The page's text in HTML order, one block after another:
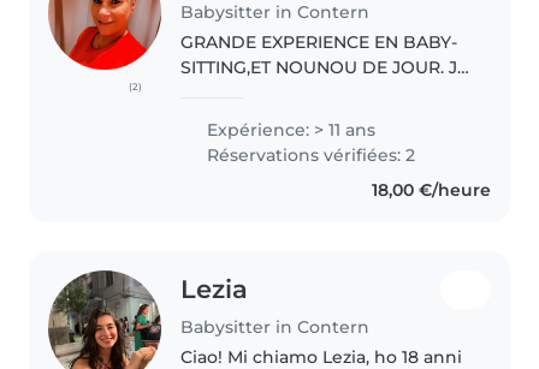
(2)
Babysitter in Contern
GRANDE EXPERIENCE EN BABY-
SITTING,ET NOUNOU DE JOUR. Je
connaissances. Pour plus amples
info suis disponible a vous les
fournir. Cordialement Lucie .
Expérience: > 11 ans
Réservations vérifiées: 2
18,00 €/heure
Lezia
Babysitter in Contern
Ciao! Mi chiamo Lezia, ho 18 anni